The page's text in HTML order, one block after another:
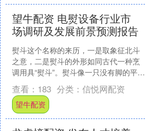
望牛配资 电熨设备行业市
场调研及发展前景预测报告
熨斗这个名称的来历，一是取象征北斗
之意，二是熨斗的外形如同古代一种烹
调用具“熨斗”。熨斗像一只没有脚的平底
锅，熨衣前，把烧红的木炭放在熨斗
里，待底部热得烫手了再....
查看： 183 分类： 信悦网配资
望牛配资